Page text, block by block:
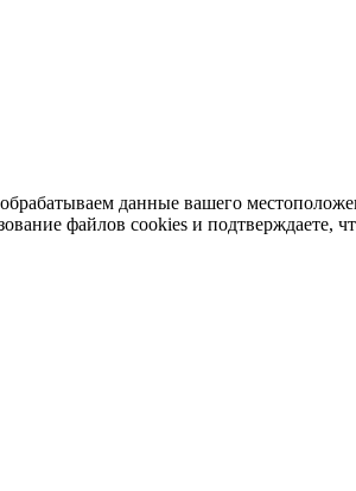
данные вашего
файлов cookies и подтверждаете,